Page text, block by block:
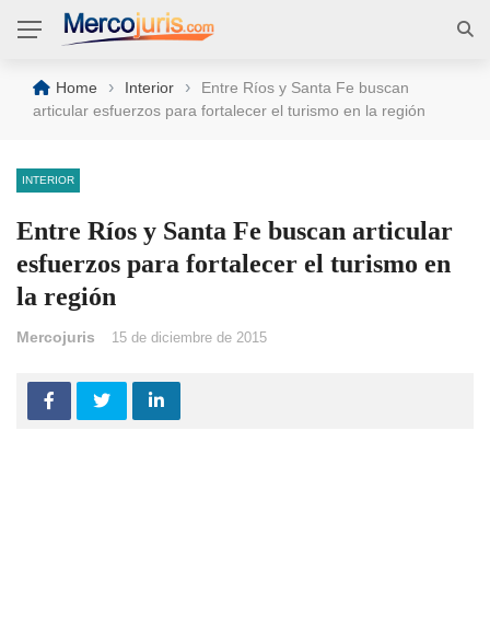
Home › Interior ›
Entre Ríos y Santa Fe buscan
articular esfuerzos para fortalecer el turismo en la región
INTERIOR
Entre Ríos y Santa Fe buscan articular
esfuerzos para fortalecer el turismo en
la región
Mercojuris 15 de diciembre de 2015